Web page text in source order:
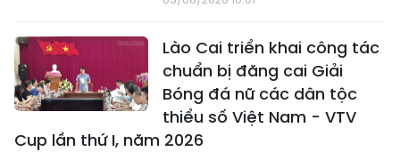
Lào Cai triển khai công tác
chuẩn bị đăng cai Giải
Bóng đá nữ các dân tộc
thiểu số Việt Nam - VTV
Cup lần thứ I, năm 2026